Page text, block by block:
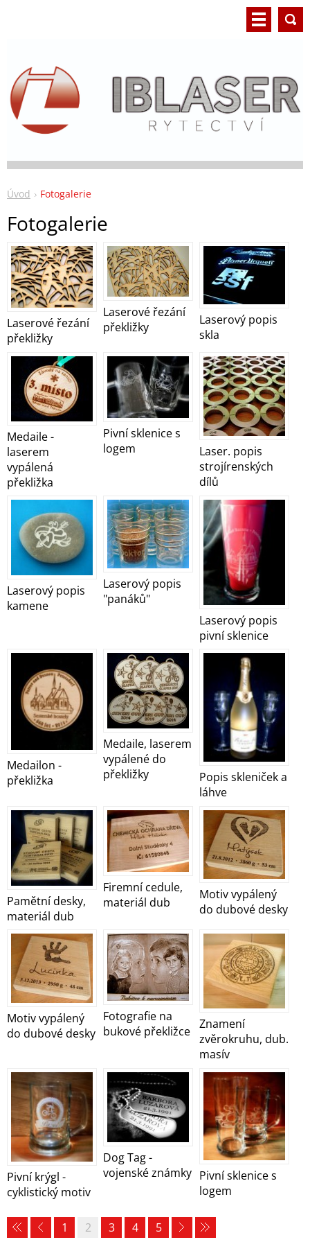
Úvod Fotogalerie
Fotogalerie
Laserové řezání
překližky
Laserové řezání
překližky
Laserový popis
skla
Medaile -
laserem
vypálená
překližka
Pivní sklenice s
logem
Laser. popis
strojírenských
dílů
Laserový popis
kamene
Laserový popis
"panáků"
Laserový popis
pivní sklenice
Medailon -
překližka
Medaile, laserem
vypálené do
překližky
Popis skleniček a
láhve
Pamětní desky,
materiál dub
Firemní cedule,
materiál dub
Motiv vypálený
do dubové desky
Motiv vypálený
do dubové desky
Fotografie na
bukové překližce Znamení
zvěrokruhu, dub.
masív
Pivní krýgl -
cyklistický motiv
Dog Tag -
vojenské známky Pivní sklenice s
logem
1 2 3 4 5